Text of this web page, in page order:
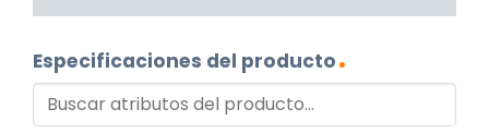
Especificaciones del producto